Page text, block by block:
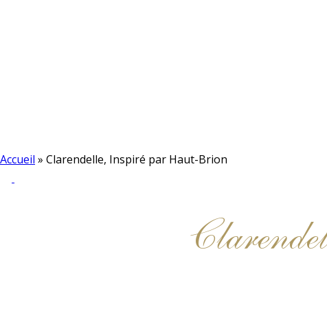
Accueil » Clarendelle, Inspiré par Haut-Brion